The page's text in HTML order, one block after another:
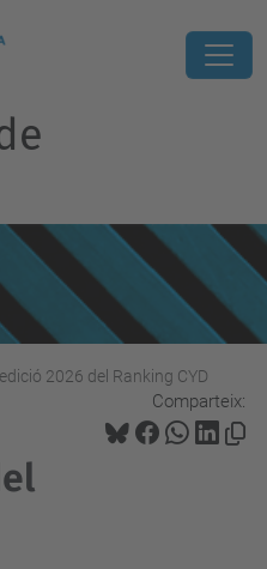
2026 del Ranking CYD
Comparteix: